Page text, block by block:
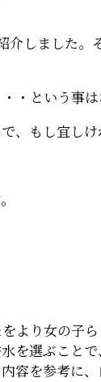
しました。
・という事は
、もし宜しけ
より女の子
を選ぶこと
容を参考に